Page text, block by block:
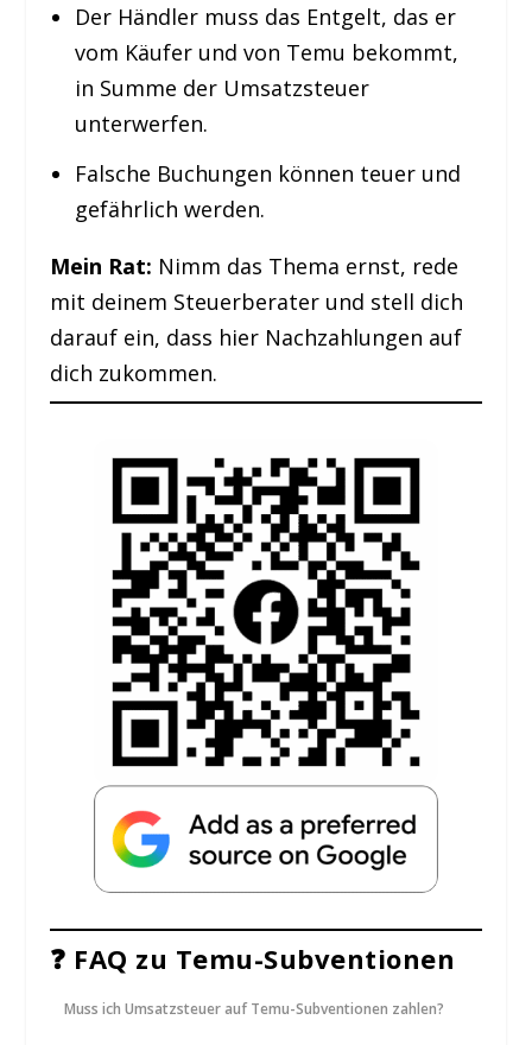
Der Händler muss das Entgelt, das er
vom Käufer und von Temu bekommt,
in Summe der Umsatzsteuer
unterwerfen.
Falsche Buchungen können teuer und
gefährlich werden.
Mein Rat: Nimm das Thema ernst, rede
mit deinem Steuerberater und stell dich
darauf ein, dass hier Nachzahlungen auf
dich zukommen.
❓ FAQ zu Temu-Subventionen
Muss ich Umsatzsteuer auf Temu-Subventionen zahlen?